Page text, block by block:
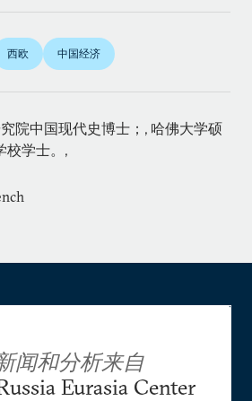
际关系研究所创立了亚洲中
事联合创办了亚太安全合作理
并担任主席至2008年。另
西欧 中国经济
院中国现代史博士；, 哈佛大学硕
校学士。,
闻和分析来自
Eurasia Center